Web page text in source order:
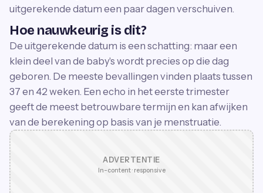
uitgerekende datum een paar dagen verschuiven.
Hoe nauwkeurig is dit?
De uitgerekende datum is een schatting: maar een
klein deel van de baby's wordt precies op die dag
geboren. De meeste bevallingen vinden plaats tussen
37 en 42 weken. Een echo in het eerste trimester
geeft de meest betrouwbare termijn en kan afwijken
van de berekening op basis van je menstruatie.
ADVERTENTIE
In-content · responsive